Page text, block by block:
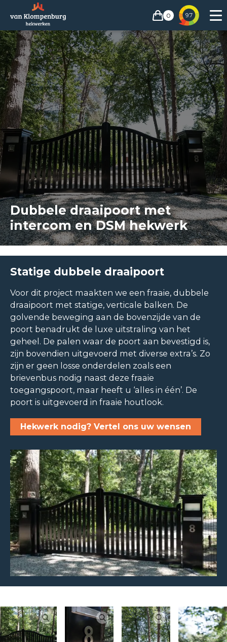
0 9.7
Dubbele draaipoort met
intercom en DSM hekwerk
Statige dubbele draaipoort
Voor dit project maakten we een fraaie, dubbele
draaipoort met statige, verticale balken. De
golvende beweging aan de bovenzijde van de
poort benadrukt de luxe uitstraling van het
geheel. De palen waar de poort aan bevestigd is,
zijn bovendien uitgevoerd met diverse extra’s. Zo
zijn er geen losse onderdelen zoals een
brievenbus nodig naast deze fraaie
toegangspoort, maar heeft u ‘alles in één’. De
poort is uitgevoerd in fraaie houtlook.
Hekwerk nodig? Vertel ons uw wensen